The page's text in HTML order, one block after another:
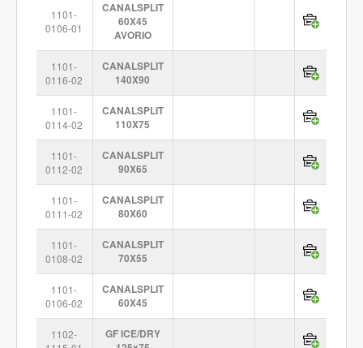
1101-
0106-01
CANALSPLIT
60X45
AVORIO
1101-
0116-02
CANALSPLIT
140X90
1101-
0114-02
CANALSPLIT
110X75
1101-
0112-02
CANALSPLIT
90X65
1101-
0111-02
CANALSPLIT
80X60
1101-
0108-02
CANALSPLIT
70X55
1101-
0106-02
CANALSPLIT
60X45
1102-
GF ICE/DRY